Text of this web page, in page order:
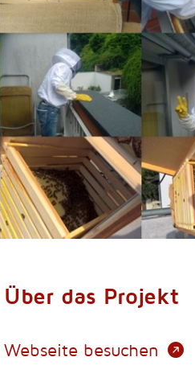
Über das Projekt
Webseite besuchen